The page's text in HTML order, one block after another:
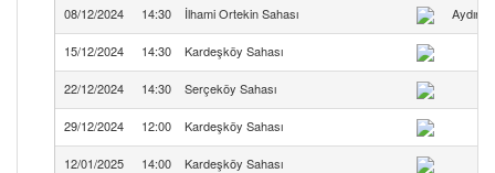
08/12/2024 14:30 İlhami Ortekin Sahası Aydın
15/12/2024 14:30 Kardeşköy Sahası
22/12/2024 14:30 Serçeköy Sahası
29/12/2024 12:00 Kardeşköy Sahası
12/01/2025 14:00 Kardeşköy Sahası